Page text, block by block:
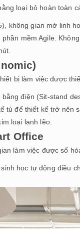
loại bỏ hoàn toàn
không gian mở linh
mềm Agile.
bị làm việc được
điện (Sit-stand
tủ để thiết kế trở nên
loại lạnh lẽo.
Office
làm việc được số
học tự động điều